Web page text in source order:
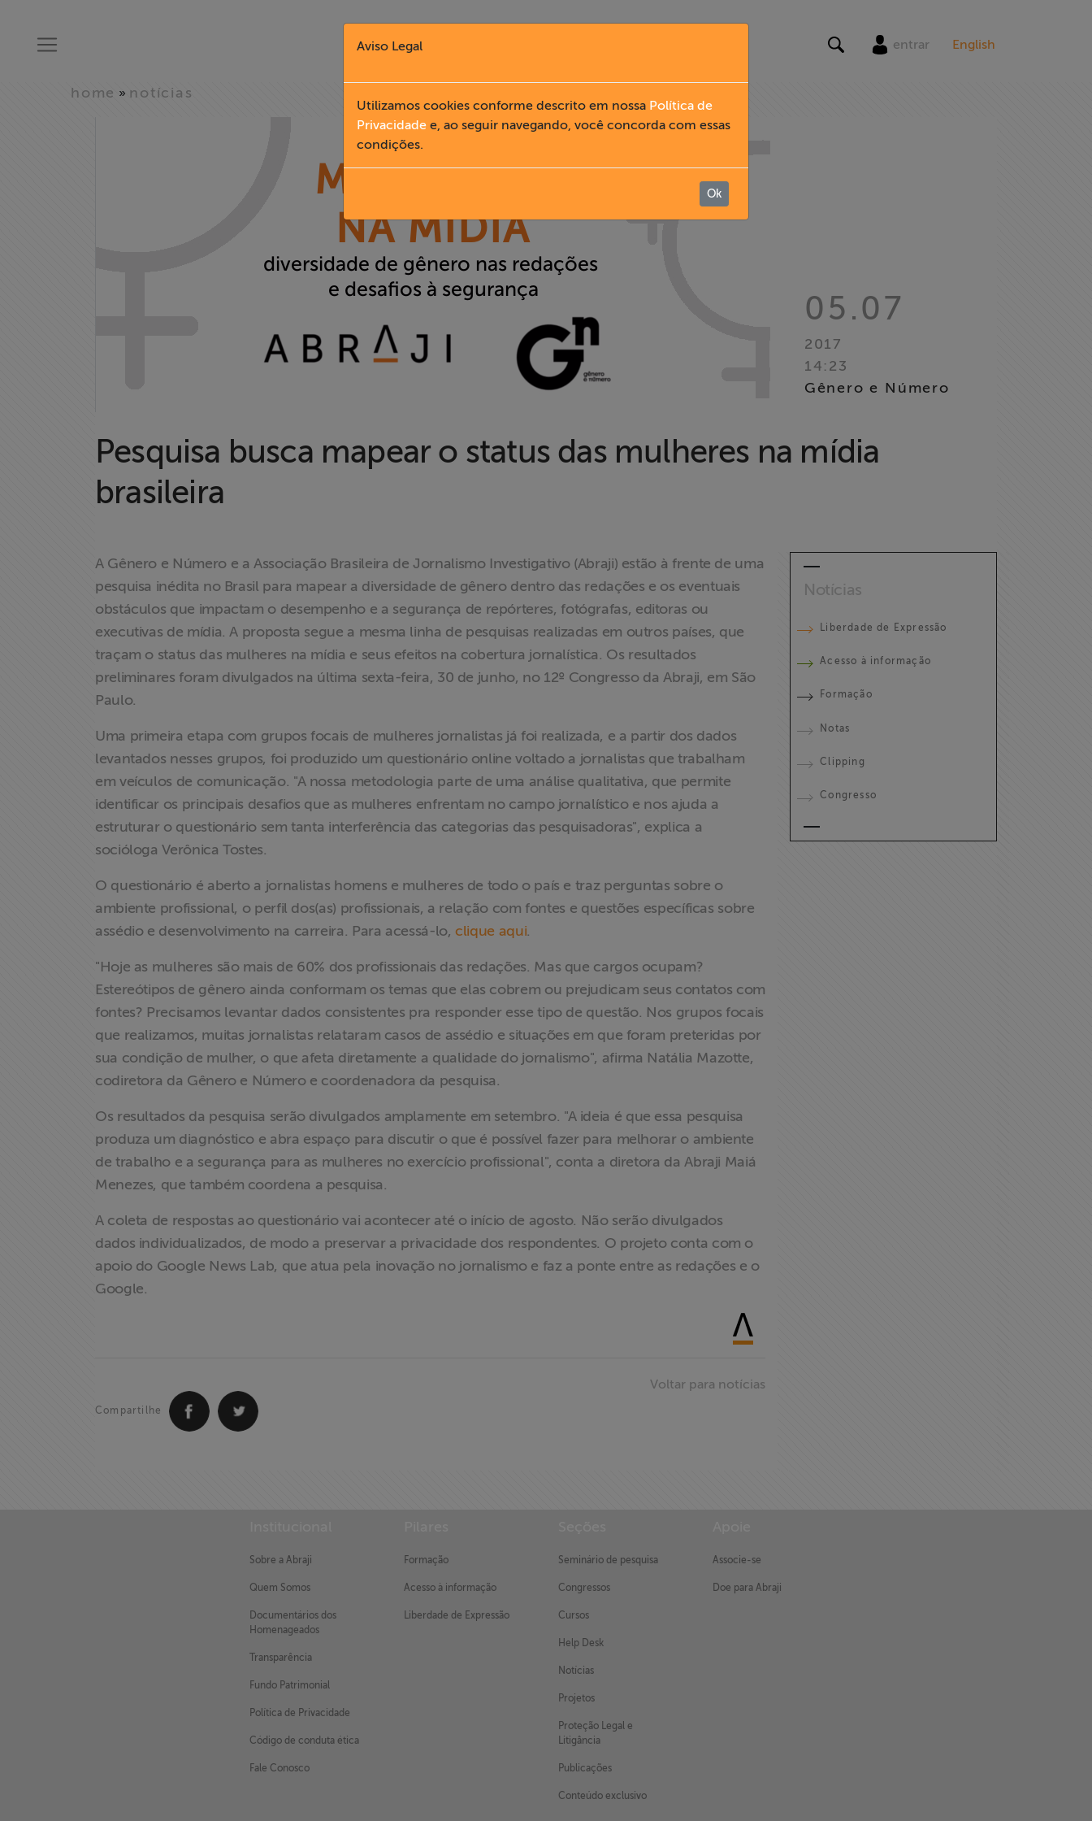
Liberdade de
Proteção Legal
Documentários
Homenageados
exclusivo para
Fale Conosco
entrar English
home » notícias
05.07
2017
14:23
Gênero e Número
Pesquisa busca mapear o status das mulheres na mídia
brasileira
A Gênero e Número e a Associação Brasileira de Jornalismo Investigativo (Abraji) estão à frente de uma
pesquisa inédita no Brasil para mapear a diversidade de gênero dentro das redações e os eventuais
obstáculos que impactam o desempenho e a segurança de repórteres, fotógrafas, editoras ou
executivas de mídia. A proposta segue a mesma linha de pesquisas realizadas em outros países, que
traçam o status das mulheres na mídia e seus efeitos na cobertura jornalística. Os resultados
preliminares foram divulgados na última sexta-feira, 30 de junho, no 12º Congresso da Abraji, em São
Paulo.
Uma primeira etapa com grupos focais de mulheres jornalistas já foi realizada, e a partir dos dados
levantados nesses grupos, foi produzido um questionário online voltado a jornalistas que trabalham
em veículos de comunicação. "A nossa metodologia parte de uma análise qualitativa, que permite
identificar os principais desafios que as mulheres enfrentam no campo jornalístico e nos ajuda a
estruturar o questionário sem tanta interferência das categorias das pesquisadoras", explica a
socióloga Verônica Tostes.
O questionário é aberto a jornalistas homens e mulheres de todo o país e traz perguntas sobre o
ambiente profissional, o perfil dos(as) profissionais, a relação com fontes e questões específicas sobre
assédio e desenvolvimento na carreira. Para acessá-lo,clique aqui.
"Hoje as mulheres são mais de 60% dos profissionais das redações. Mas que cargos ocupam?
Estereótipos de gênero ainda conformam os temas que elas cobrem ou prejudicam seus contatos com
fontes? Precisamos levantar dados consistentes pra responder esse tipo de questão. Nos grupos focais
que realizamos, muitas jornalistas relataram casos de assédio e situações em que foram preteridas por
sua condição de mulher, o que afeta diretamente a qualidade do jornalismo", afirma Natália Mazotte,
codiretora da Gênero e Número e coordenadora da pesquisa.
Os resultados da pesquisa serão divulgados amplamente em setembro. "A ideia é que essa pesquisa
produza um diagnóstico e abra espaço para discutir o que é possível fazer para melhorar o ambiente
de trabalho e a segurança para as mulheres no exercício profissional", conta a diretora da Abraji Maiá
Menezes, que também coordena a pesquisa.
A coleta de respostas ao questionário vai acontecer até o início de agosto. Não serão divulgados
dados individualizados, de modo a preservar a privacidade dos respondentes. O projeto conta com o
apoio do Google News Lab, que atua pela inovação no jornalismo e faz a ponte entre as redações e o
Google.
Compartilhe
Voltar para notícias
Notícias
Liberdade de Expressão
Acesso à informação
Formação
Notas
Clipping
Congresso
Sobre a Abraji
Quem Somos
Documentários dos
Homenageados
Transparência
Fundo Patrimonial
Política de Privacidade
Código de conduta ética
Fale Conosco
Formação
Acesso à informação
Liberdade de Expressão
Seminário de pesquisa
Congressos
Cursos
Help Desk
Notícias
Projetos
Proteção Legal e
Litigância
Publicações
Conteúdo exclusivo
Associe-se
Doe para Abraji
Aviso Legal
Utilizamos cookies conforme descrito em nossa Política de
Privacidade e, ao seguir navegando, você concorda com essas
condições.
Ok